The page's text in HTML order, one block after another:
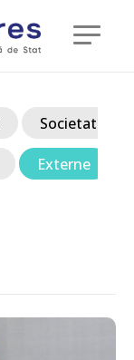
Societate
Externe